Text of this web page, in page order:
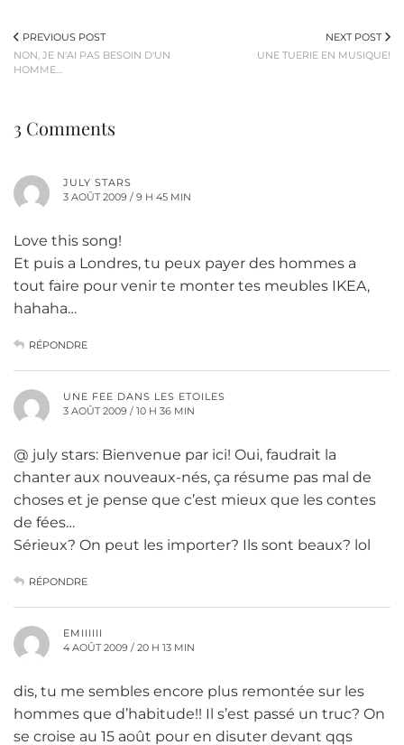
PREVIOUS POST
NON, JE N'AI PAS BESOIN D'UN
HOMME…
NEXT POST
UNE TUERIE EN MUSIQUE!
3 Comments
JULY STARS
3 AOÛT 2009 / 9 H 45 MIN
Love this song!
Et puis a Londres, tu peux payer des hommes a
tout faire pour venir te monter tes meubles IKEA,
hahaha…
RÉPONDRE
UNE FEE DANS LES ETOILES
3 AOÛT 2009 / 10 H 36 MIN
@ july stars: Bienvenue par ici! Oui, faudrait la
chanter aux nouveaux-nés, ça résume pas mal de
choses et je pense que c’est mieux que les contes
de fées…
Sérieux? On peut les importer? Ils sont beaux? lol
RÉPONDRE
EMIIIIII
4 AOÛT 2009 / 20 H 13 MIN
dis, tu me sembles encore plus remontée sur les
hommes que d’habitude!! Il s’est passé un truc? On
se croise au 15 août pour en disuter devant qqs